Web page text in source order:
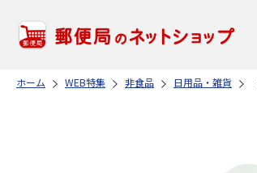
ホーム WEB特集 非食品 日用品・雑貨